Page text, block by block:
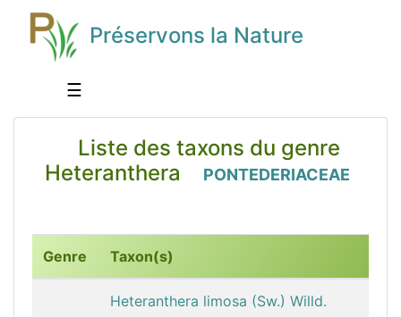
Préservons la Nature
☰
Liste des taxons du genre
Heteranthera
PONTEDERIACEAE
Genre Taxon(s)
Heteranthera limosa (Sw.) Willd.